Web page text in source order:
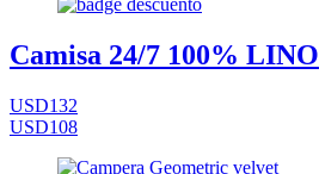
Camisa 24/7 100% LINO
USD132
USD108